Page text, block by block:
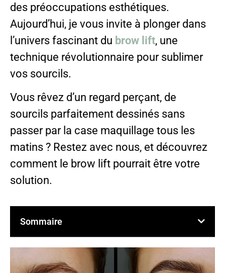
des préoccupations esthétiques.
Aujourd’hui, je vous invite à plonger dans
l’univers fascinant du brow lift, une
technique révolutionnaire pour sublimer
vos sourcils.
Vous rêvez d’un regard perçant, de
sourcils parfaitement dessinés sans
passer par la case maquillage tous les
matins ? Restez avec nous, et découvrez
comment le brow lift pourrait être votre
solution.
Sommaire